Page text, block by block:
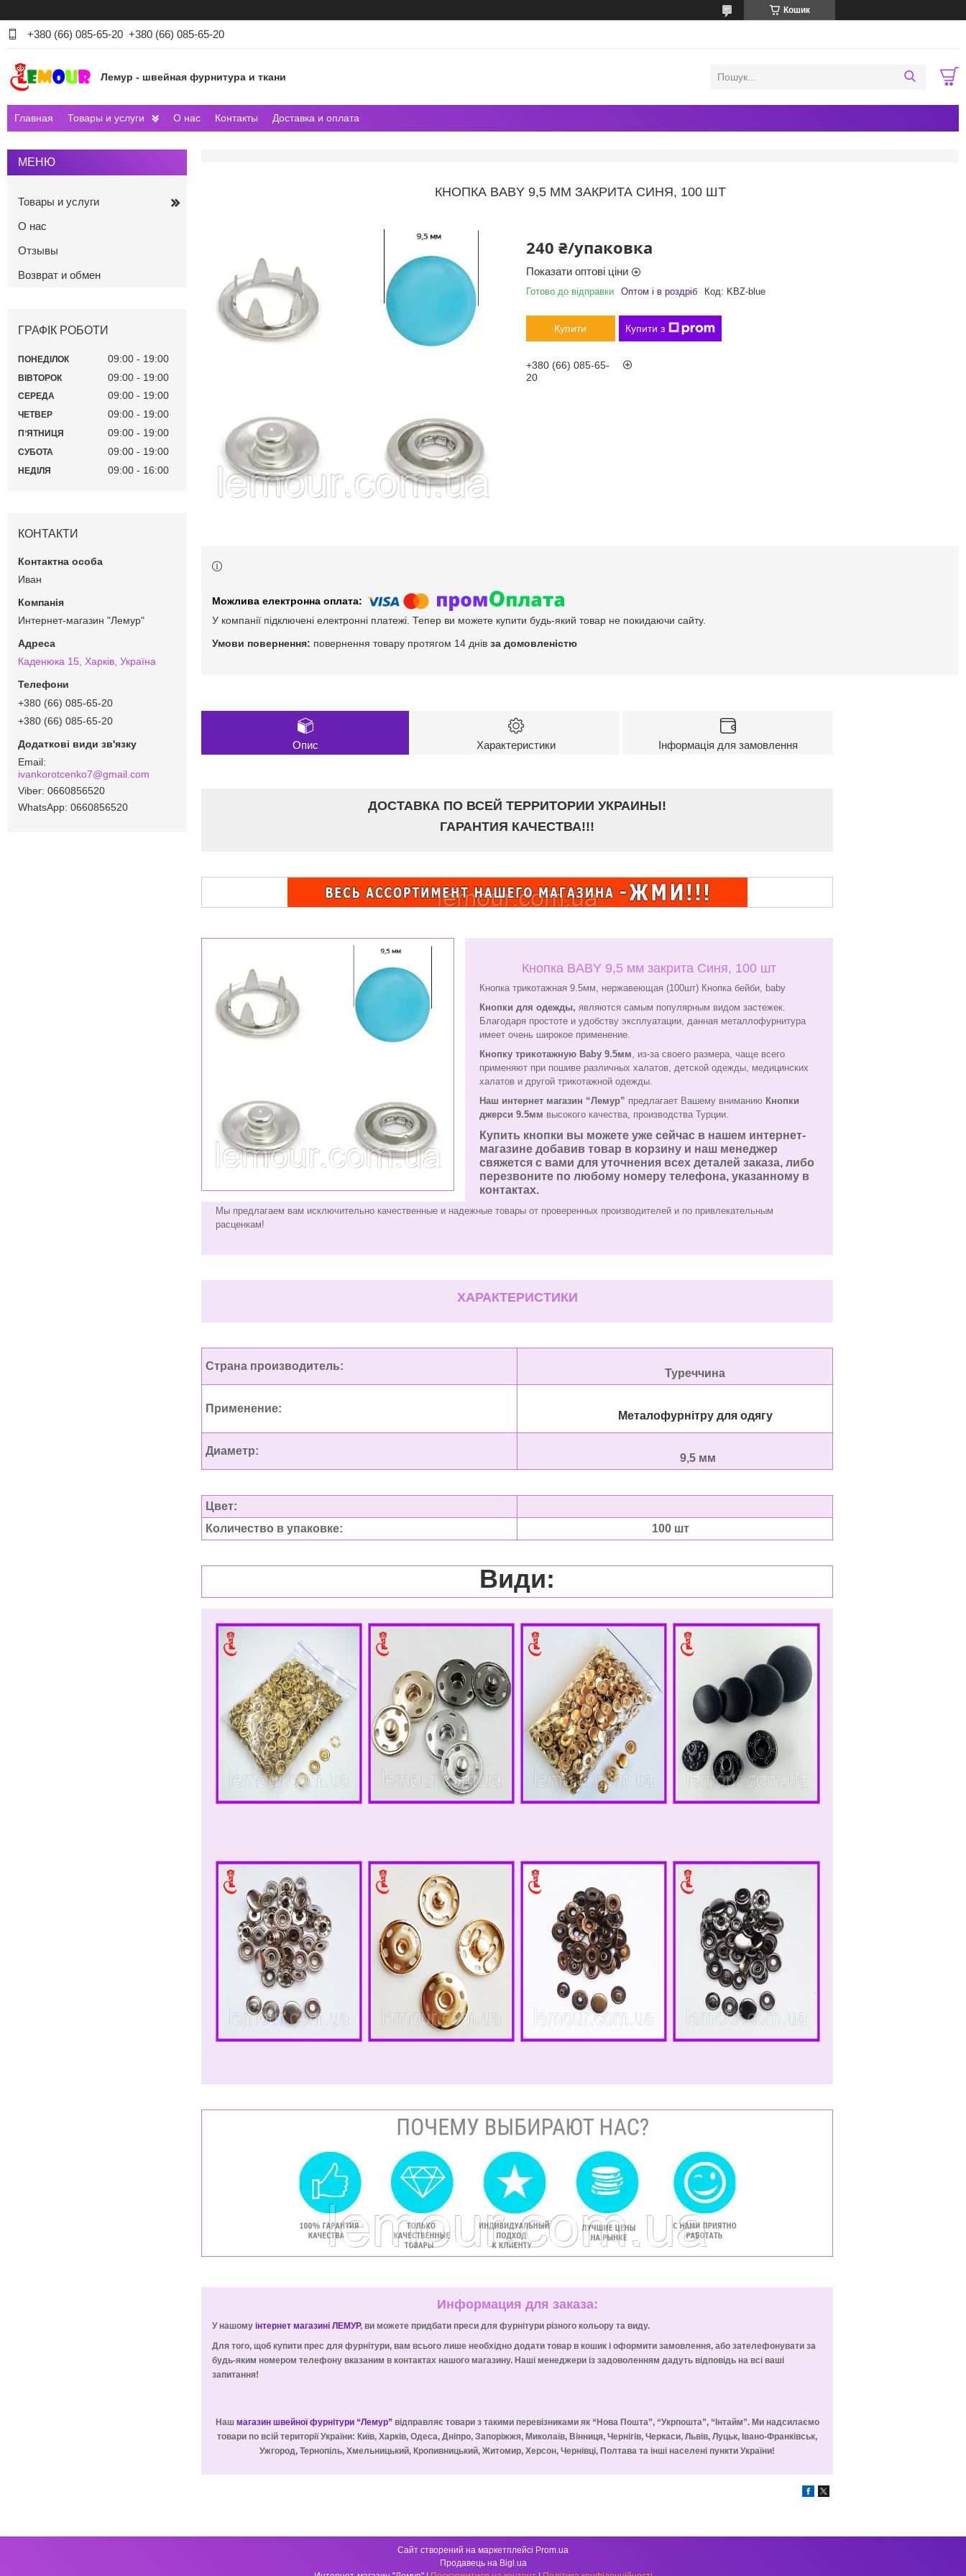
Кошик
+380 (66) 085-65-20 +380 (66) 085-65-20
Лемур - швейная фурнитура и ткани
Главная Товары и услуги О нас Контакты Доставка и оплата
КНОПКА BABY 9,5 ММ ЗАКРИТА СИНЯ, 100 ШТ
240 ₴/упаковка
Показати оптові ціни
Готово до відправки Оптом і в роздріб Код: KBZ-blue
Купити Купити з
+380 (66) 085-65-
20
У компанії підключені електронні платежі. Тепер ви можете купити будь-який товар не покидаючи сайту.
повернення товару протягом 14 днів за домовленістю
Опис Характеристики Інформація для замовлення
ДОСТАВКА ПО ВСЕЙ ТЕРРИТОРИИ УКРАИНЫ!
ГАРАНТИЯ КАЧЕСТВА!!!
Кнопка BABY 9,5 мм закрита Синя, 100 шт
Кнопка трикотажная 9.5мм, нержавеющая (100шт) Кнопка бейби, baby
Кнопки для одежды, являются самым популярным видом застежек.
Благодаря простоте и удобству эксплуатации, данная металлофурнитура
имеет очень широкое применение.
Кнопку трикотажную Baby 9.5мм, из-за своего размера, чаще всего
применяют при пошиве различных халатов, детской одежды, медицинских
халатов и другой трикотажной одежды.
Наш интернет магазин “Лемур” предлагает Вашему вниманию Кнопки
джерси 9.5мм высокого качества, производства Турции.
Купить кнопки вы можете уже сейчас в нашем интернет-
магазине добавив товар в корзину и наш менеджер
свяжется с вами для уточнения всех деталей заказа, либо
перезвоните по любому номеру телефона, указанному в
контактах.
Мы предлагаем вам исключительно качественные и надежные товары от проверенных производителей и по привлекательным
расценкам!
ХАРАКТЕРИСТИКИ
Страна производитель:
Туреччина
Применение:
Металофурнітру для одягу
Диаметр:
9,5 мм
Цвет:
Количество в упаковке:
100 шт
Види:
Информация для заказа:
У нашому інтернет магазині ЛЕМУР, ви можете придбати преси для фурнітури різного кольору та виду.
Для того, щоб купити прес для фурнітури, вам всього лише необхідно додати товар в кошик і оформити замовлення, або зателефонувати за
будь-яким номером телефону вказаним в контактах нашого магазину. Наші менеджери із задоволенням дадуть відповідь на всі ваші
запитання!
Наш магазин швейної фурнітури “Лемур” відправляє товари з такими перевізниками як “Нова Пошта”, “Укрпошта”, “Інтайм”. Ми надсилаємо
товари по всій території України: Київ, Харків, Одеса, Дніпро, Запоріжжя, Миколаїв, Вінниця, Чернігів, Черкаси, Львів, Луцьк, Івано-Франківськ,
Ужгород, Тернопіль, Хмельницький, Кропивницький, Житомир, Херсон, Чернівці, Полтава та інші населені пункти України!
Товары и услуги
О нас
Отзывы
Возврат и обмен
ГРАФІК РОБОТИ
ПОНЕДІЛОК 09:00 19:00
ВІВТОРОК 09:00 19:00
СЕРЕДА 09:00 19:00
ЧЕТВЕР 09:00 19:00
ПʼЯТНИЦЯ 09:00 19:00
СУБОТА 09:00 19:00
НЕДІЛЯ 09:00 16:00
КОНТАКТИ
Иван
Интернет-магазин "Лемур"
Каденюка 15, Харків, Україна
+380 (66) 085-65-20
+380 (66) 085-65-20
ivankorotcenko7@gmail.com
0660856520
0660856520
Сайт створений на маркетплейсі Prom.ua
Продавець на Bigl.ua